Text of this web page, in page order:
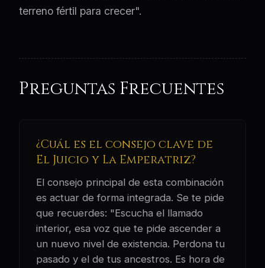
terreno fértil para crecer".
Preguntas Frecuentes
¿Cuál es el consejo clave de
El Juicio y La Emperatriz?
El consejo principal de esta combinación
es actuar de forma integrada. Se te pide
que recuerdes: "Escucha el llamado
interior, esa voz que te pide ascender a
un nuevo nivel de existencia. Perdona tu
pasado y el de tus ancestros. Es hora de